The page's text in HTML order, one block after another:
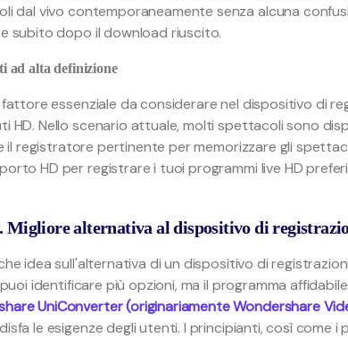
dal vivo contemporaneamente senza alcuna
subito dopo il download riuscito.
ad alta definizione
essenziale da considerare nel dispositivo di
HD. Nello scenario attuale, molti spettacoli sono
il registratore pertinente per memorizzare gli
HD per registrare i tuoi programmi live HD
Migliore alternativa al dispositivo di
idea sull'alternativa di un dispositivo di
identificare più opzioni, ma il programma
UniConverter (originariamente Wondershare
le esigenze degli utenti. I principianti, così come